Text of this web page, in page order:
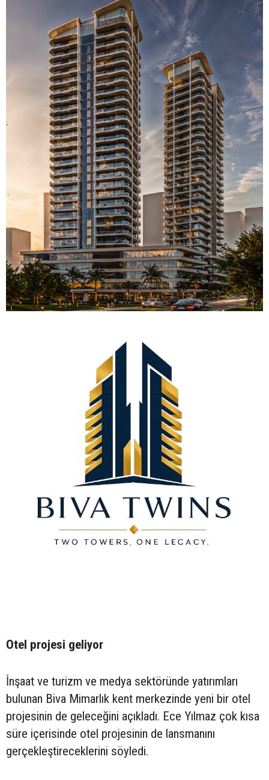
Otel projesi geliyor
İnşaat ve turizm ve medya sektöründe yatırımları
bulunan Biva Mimarlık kent merkezinde yeni bir otel
projesinin de geleceğini açıkladı. Ece Yılmaz çok kısa
süre içerisinde otel projesinin de lansmanını
gerçekleştireceklerini söyledi.